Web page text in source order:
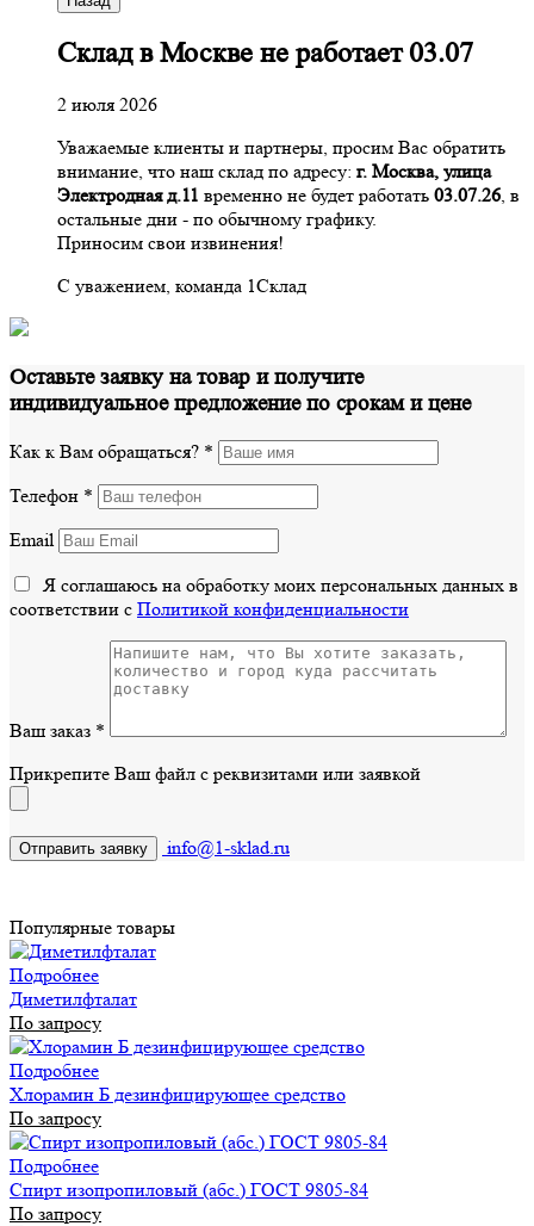
Склад в Москве не работает 03.07
2 июля 2026
Уважаемые клиенты и партнеры, просим Вас обратить
внимание, что наш склад по адресу: г. Москва, улица
Электродная д.11 временно не будет работать 03.07.26, в
остальные дни - по обычному графику.
Приносим свои извинения!
С уважением, команда 1Склад
Оставьте заявку на товар и получите
индивидуальное предложение по срокам и цене
Как к Вам обращаться? *
Телефон *
Email
Я соглашаюсь на обработку моих персональных данных в
соответствии с Политикой конфиденциальности
Ваш заказ *
Прикрепите Ваш файл с реквизитами или заявкой
info@1-sklad.ru
Популярные товары
Подробнее
Диметилфталат
По запросу
Подробнее
Хлорамин Б дезинфицирующее средство
По запросу
Подробнее
Спирт изопропиловый (абс.) ГОСТ 9805-84
По запросу